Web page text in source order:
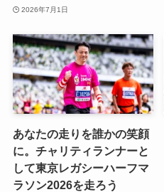
2026年7月1日
あなたの走りを誰かの笑顔
に。チャリティランナーと
して東京レガシーハーフマ
ラソン2026を走ろう